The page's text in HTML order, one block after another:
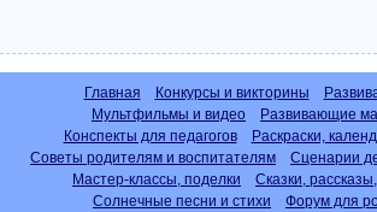
Главная Конкурсы и викторины
Мультфильмы и видео
Развивающие
Конспекты для педагогов
Раскраски,
Советы родителям и воспитателям
Сценарии
Мастер-классы, поделки
Сказки,
Солнечные песни и стихи
Форум для